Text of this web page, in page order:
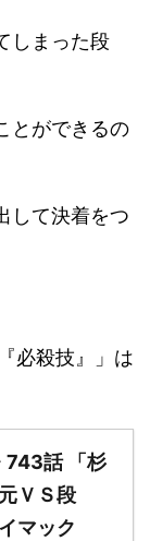
しまった段
とができるの
して決着をつ
必殺技』」は
743話 「杉
ＶＳ段
マック